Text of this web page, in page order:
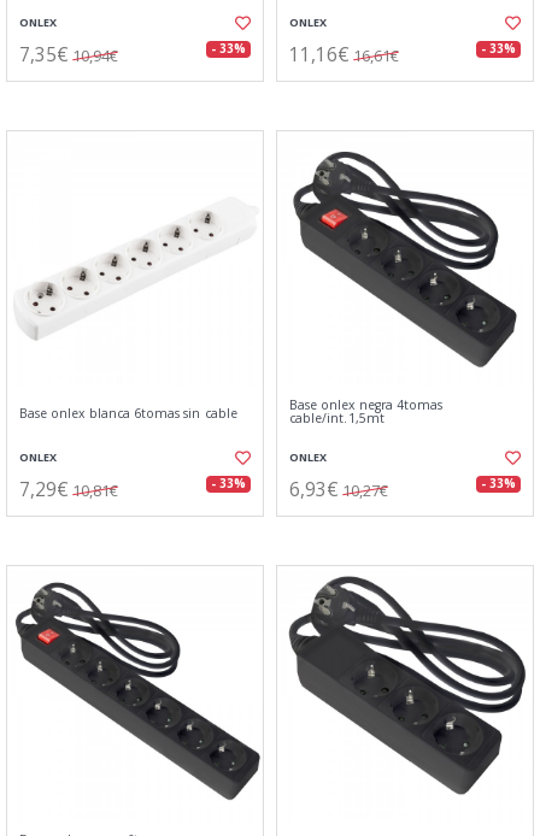
ONLEX
7,35€ 10,94€ - 33%
ONLEX
11,16€ 16,61€ - 33%
Base onlex blanca 6tomas sin cable
ONLEX
7,29€ 10,81€ - 33%
Base onlex negra 4tomas
cable/int.1,5mt
ONLEX
6,93€ 10,27€ - 33%